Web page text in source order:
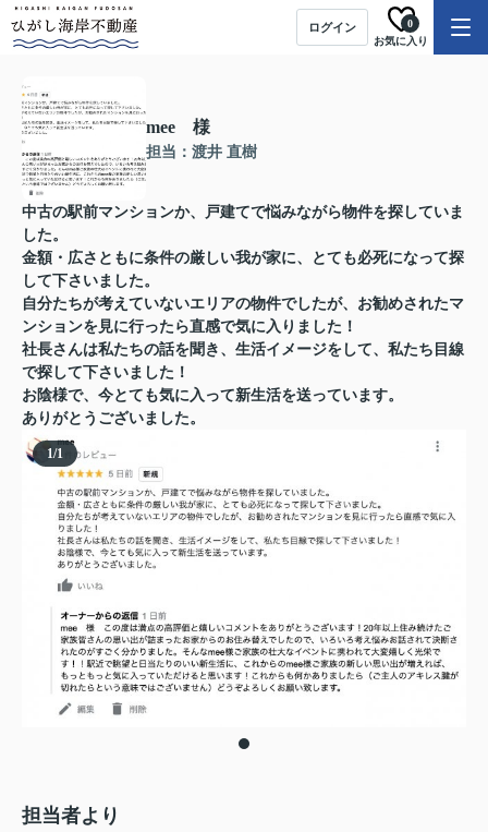
ログイン
お気に入り
0
mee 様
担当：渡井 直樹
中古の駅前マンションか、戸建てで悩みながら物件を探していま
した。
金額・広さともに条件の厳しい我が家に、とても必死になって探
して下さいました。
自分たちが考えていないエリアの物件でしたが、お勧めされたマ
ンションを見に行ったら直感で気に入りました！
社長さんは私たちの話を聞き、生活イメージをして、私たち目線
で探して下さいました！
お陰様で、今とても気に入って新生活を送っています。
ありがとうございました。
1/1
担当者より